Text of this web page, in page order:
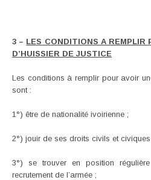
3 – LES CONDITIONS A REMPLIR
D’HUISSIER DE JUSTICE
Les conditions à remplir pour avoir
sont :
1°) être de nationalité ivoirienne ;
2°) jouir de ses droits civils et civiques
3°) se trouver en position
recrutement de l’armée ;